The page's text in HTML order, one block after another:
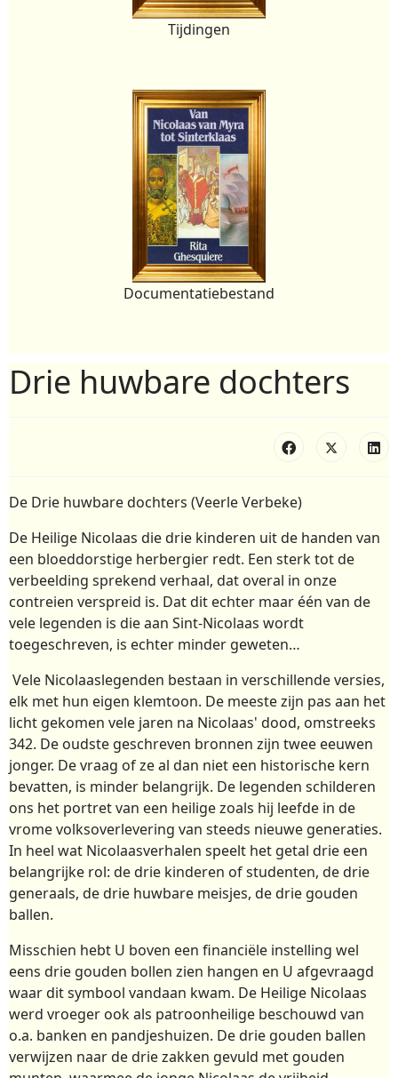
Tijdingen
Documentatiebestand
Drie huwbare dochters
De Drie huwbare dochters (Veerle Verbeke)
De Heilige Nicolaas die drie kinderen uit de handen van
een bloeddorstige herbergier redt. Een sterk tot de
verbeelding sprekend verhaal, dat overal in onze
contreien verspreid is. Dat dit echter maar één van de
vele legenden is die aan Sint-Nicolaas wordt
toegeschreven, is echter minder geweten…
Vele Nicolaaslegenden bestaan in verschillende versies,
elk met hun eigen klemtoon. De meeste zijn pas aan het
licht gekomen vele jaren na Nicolaas' dood, omstreeks
342. De oudste geschreven bronnen zijn twee eeuwen
jonger. De vraag of ze al dan niet een historische kern
bevatten, is minder belangrijk. De legenden schilderen
ons het portret van een heilige zoals hij leefde in de
vrome volksoverlevering van steeds nieuwe generaties.
In heel wat Nicolaasverhalen speelt het getal drie een
belangrijke rol: de drie kinderen of studenten, de drie
generaals, de drie huwbare meisjes, de drie gouden
ballen.
Misschien hebt U boven een financiële instelling wel
eens drie gouden bollen zien hangen en U afgevraagd
waar dit symbool vandaan kwam. De Heilige Nicolaas
werd vroeger ook als patroonheilige beschouwd van
o.a. banken en pandjeshuizen. De drie gouden ballen
verwijzen naar de drie zakken gevuld met gouden